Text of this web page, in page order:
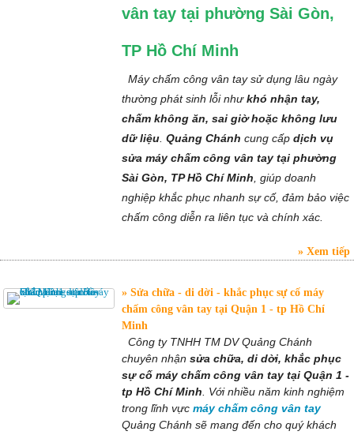
vân tay tại phường Sài Gòn,
TP Hồ Chí Minh
Máy chấm công vân tay sử dụng lâu ngày
thường phát sinh lỗi nhưkhó nhận tay,
chấm không ăn, sai giờ hoặc không lưu
dữ liệu .Quảng Chánh cung cấpdịch vụ
sửa máy chấm công vân tay tại phường
Sài Gòn, TP Hồ Chí Minh , giúp doanh
nghiệp khắc phục nhanh sự cố, đảm bảo việc
chấm công diễn ra liên tục và chính xác.
Xem tiếp
Sửa chữa - di dời - khắc phục sự cố máy
chấm công vân tay tại Quận 1 - tp Hồ Chí
Minh
Công ty TNHH TM DV Quảng Chánh
chuyên nhận sửa chữa, di dời, khắc phục
sự cố máy chấm công vân tay tại Quận 1 -
tp Hồ Chí Minh . Với nhiều năm kinh nghiệm
trong lĩnh vực máy chấm công vân tay
Quảng Chánh sẽ mang đến cho quý khách